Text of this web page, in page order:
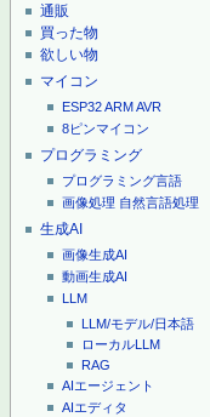
通販
買った物
欲しい物
マイコン
ESP32ARMAVR
8ピンマイコン
プログラミング
プログラミング言語
画像処理 自然言語処理
生成AI
画像生成AI
動画生成AI
LLM
LLM/モデル/日本語
ローカルLLM
RAG
AIエージェント
AIエディタ